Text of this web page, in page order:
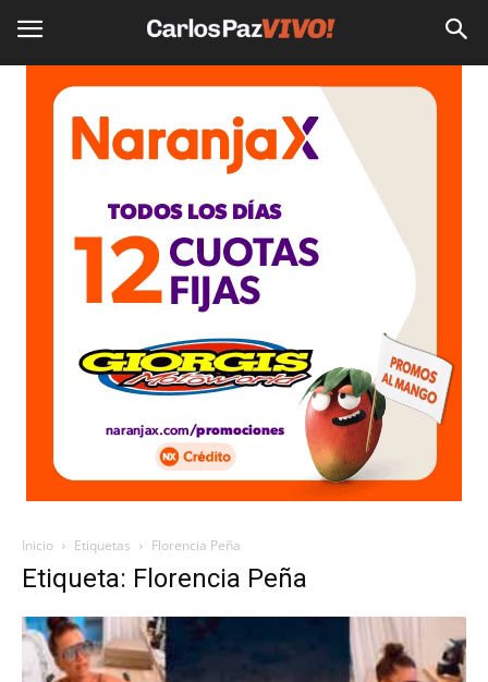
Inicio Etiquetas Florencia Peña
Etiqueta: Florencia Peña